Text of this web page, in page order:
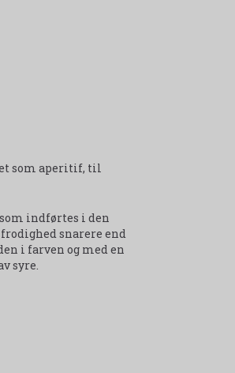
som aperitif, til
indførtes i den
snarere end
i farven og med en
syre.